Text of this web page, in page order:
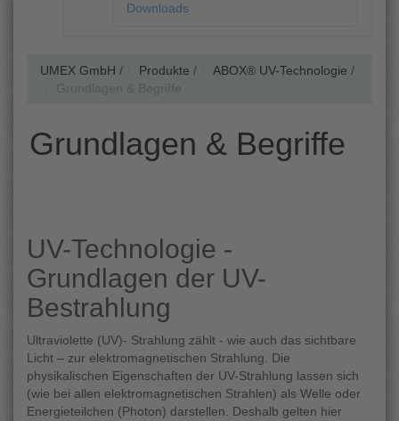
Downloads
UMEX GmbH / Produkte / ABOX® UV-Technologie /
Grundlagen & Begriffe
Grundlagen & Begriffe
UV-Technologie -
Grundlagen der UV-
Bestrahlung
Ultraviolette (UV)- Strahlung zählt - wie auch das sichtbare
Licht – zur elektromagnetischen Strahlung. Die
physikalischen Eigenschaften der UV-Strahlung lassen sich
(wie bei allen elektromagnetischen Strahlen) als Welle oder
Energieteilchen (Photon) darstellen. Deshalb gelten hier